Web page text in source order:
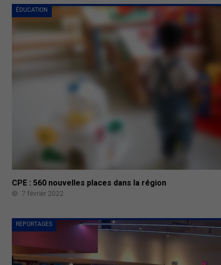
ÉDUCATION
CPE : 560 nouvelles places dans la région
7 février 2022
REPORTAGES